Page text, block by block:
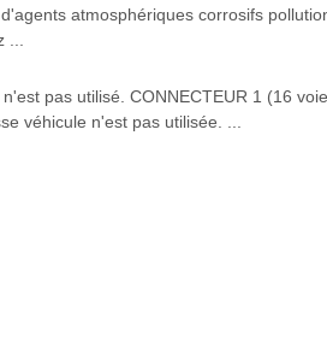
atmosphériques corrosifs
pas utilisé. CONNECTEUR 1 (16
véhicule n'est pas utilisée. ...